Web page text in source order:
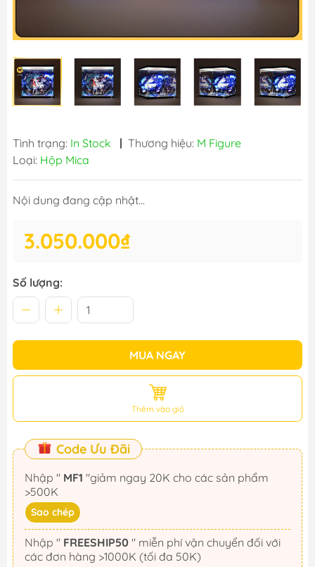
Tình trạng: In Stock | Thương hiệu: M Figure
Loại: Hộp Mica
Nội dung đang cập nhật...
3.050.000₫
Số lượng:
MUA NGAY
Thêm vào giỏ
Code Ưu Đãi
Nhập " MF1
>500K
Sao chép
Nhập " FREESHIP50
các đơn hàng >1000K (tối đa 50K)